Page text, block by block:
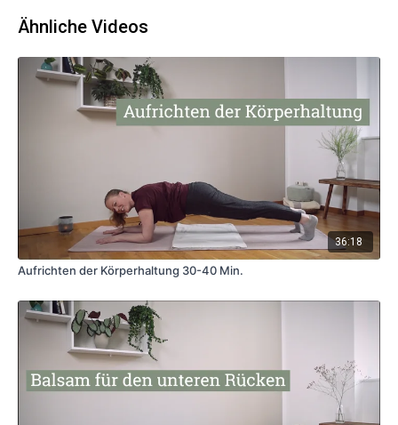
Ähnliche Videos
36:18
Aufrichten der Körperhaltung 30-40 Min.